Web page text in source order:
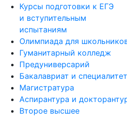
Курсы подготовки к ЕГЭ
и вступительным
испытаниям
Олимпиада для
Гуманитарный колледж
Предуниверсарий
Бакалавриат и специалитет
Магистратура
Аспирантура и
Второе высшее